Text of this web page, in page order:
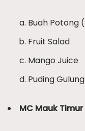
Buah Potong
Fruit Salad
Mango Juice
Puding
MC Mauk